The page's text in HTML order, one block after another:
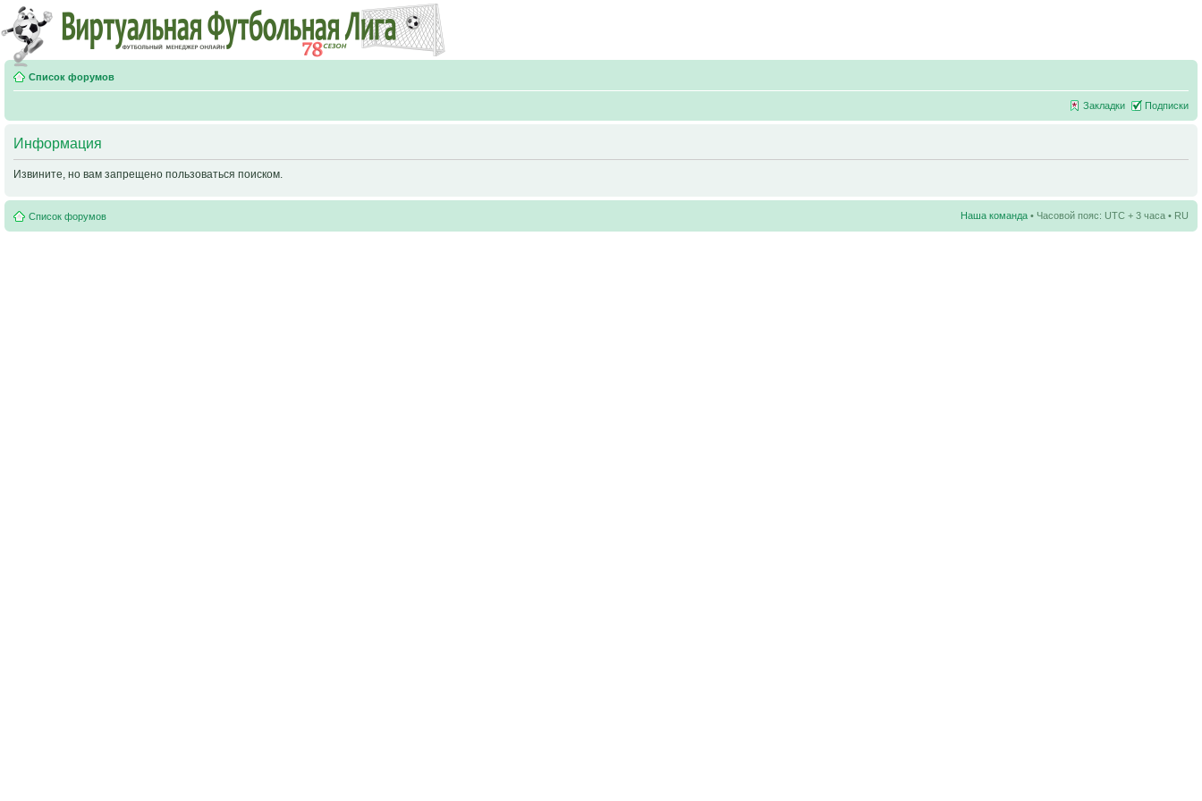
Список форумов
Закладки Подписки
Информация
Извините, но вам запрещено пользоваться поиском.
Список форумов Наша команда • Часовой пояс: UTC + 3 часа • RU